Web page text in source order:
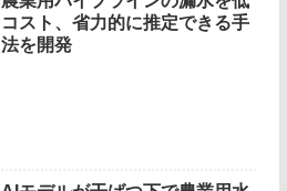
コスト、省力的に推定できる手
法を開発